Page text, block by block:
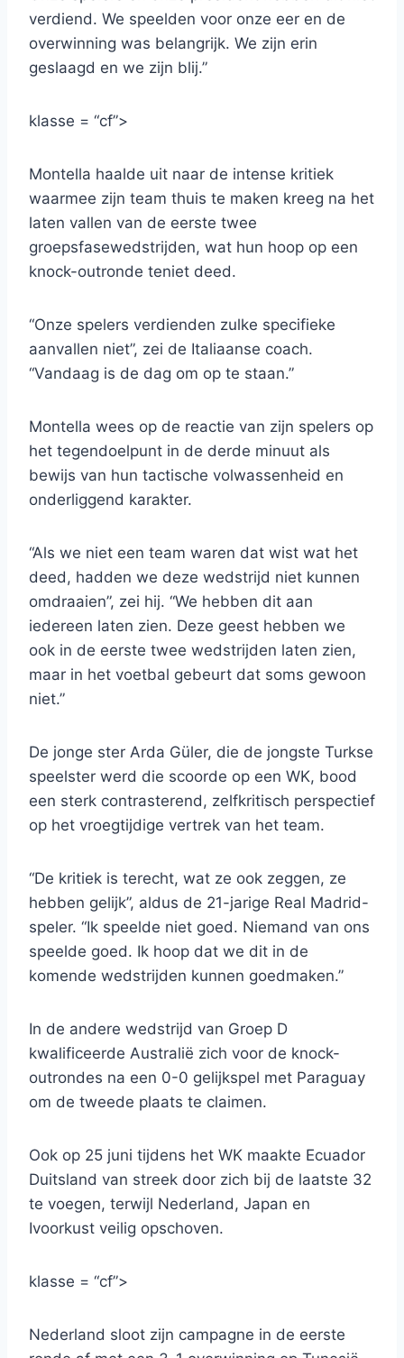
verdiend. We speelden voor onze eer en de
overwinning was belangrijk. We zijn erin
geslaagd en we zijn blij.”
klasse = “cf”>
Montella haalde uit naar de intense kritiek
waarmee zijn team thuis te maken kreeg na het
laten vallen van de eerste twee
groepsfasewedstrijden, wat hun hoop op een
knock-outronde teniet deed.
“Onze spelers verdienden zulke specifieke
aanvallen niet”, zei de Italiaanse coach.
“Vandaag is de dag om op te staan.”
Montella wees op de reactie van zijn spelers op
het tegendoelpunt in de derde minuut als
bewijs van hun tactische volwassenheid en
onderliggend karakter.
“Als we niet een team waren dat wist wat het
deed, hadden we deze wedstrijd niet kunnen
omdraaien”, zei hij. “We hebben dit aan
iedereen laten zien. Deze geest hebben we
ook in de eerste twee wedstrijden laten zien,
maar in het voetbal gebeurt dat soms gewoon
niet.”
De jonge ster Arda Güler, die de jongste Turkse
speelster werd die scoorde op een WK, bood
een sterk contrasterend, zelfkritisch perspectief
op het vroegtijdige vertrek van het team.
“De kritiek is terecht, wat ze ook zeggen, ze
hebben gelijk”, aldus de 21-jarige Real Madrid-
speler. “Ik speelde niet goed. Niemand van ons
speelde goed. Ik hoop dat we dit in de
komende wedstrijden kunnen goedmaken.”
In de andere wedstrijd van Groep D
kwalificeerde Australië zich voor de knock-
outrondes na een 0-0 gelijkspel met Paraguay
om de tweede plaats te claimen.
Ook op 25 juni tijdens het WK maakte Ecuador
Duitsland van streek door zich bij de laatste 32
te voegen, terwijl Nederland, Japan en
Ivoorkust veilig opschoven.
klasse = “cf”>
Nederland sloot zijn campagne in de eerste